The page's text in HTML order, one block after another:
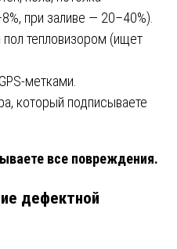
при заливе — 20–40%).
тепловизором (ищет
метками.
который подписываете
все повреждения.
дефектной